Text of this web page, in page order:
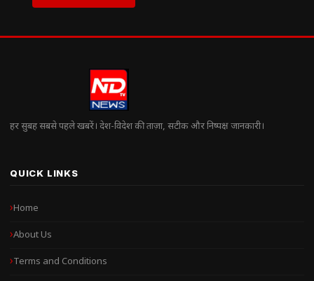
हर सुबह सबसे पहले खबरें। देश-विदेश की ताज़ा, सटीक और निष्पक्ष जानकारी।
QUICK LINKS
Home
About Us
Terms and Conditions